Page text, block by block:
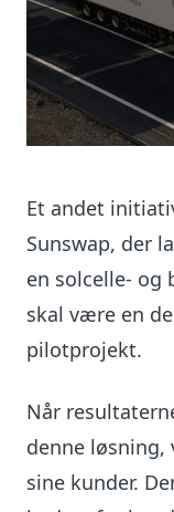
Et andet
Sunswap, der
en solcelle- og
skal være en
pilotprojekt.
Når
denne
sine kunder.